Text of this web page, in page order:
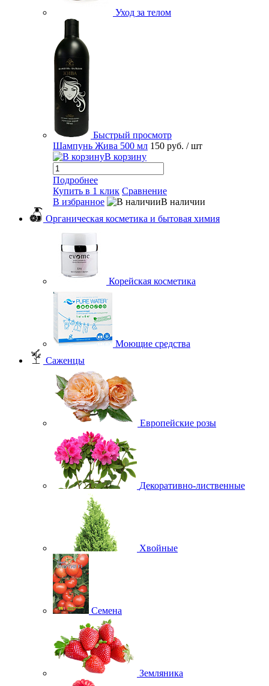
Уход за телом
Быстрый просмотр
Шампунь Жива 500 мл 150 руб. / шт
В корзину
Подробнее
Купить в 1 клик Сравнение
В избранное
В наличии
Органическая косметика и бытовая химия
Корейская косметика
Моющие средства
Саженцы
Европейские розы
Декоративно-лиственные
Хвойные
Семена
Земляника